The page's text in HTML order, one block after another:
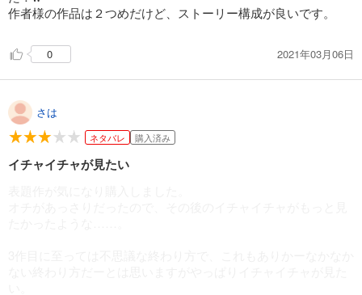
作者様の作品は２つめだけど、ストーリー構成が良いです。
0 2021年03月06日
さは
ネタバレ 購入済み
イチャイチャが見たい